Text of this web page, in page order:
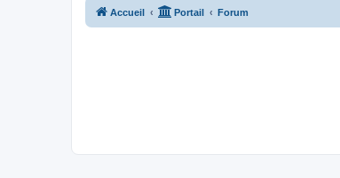
Accueil Portail Forum